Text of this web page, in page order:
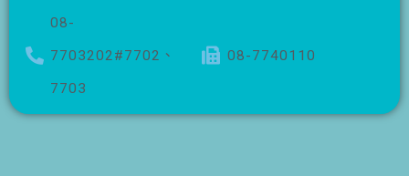
08-
7703202#7702、
7703
08-7740110